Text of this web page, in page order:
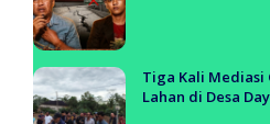
Tiga Kali Mediasi
Lahan di Desa